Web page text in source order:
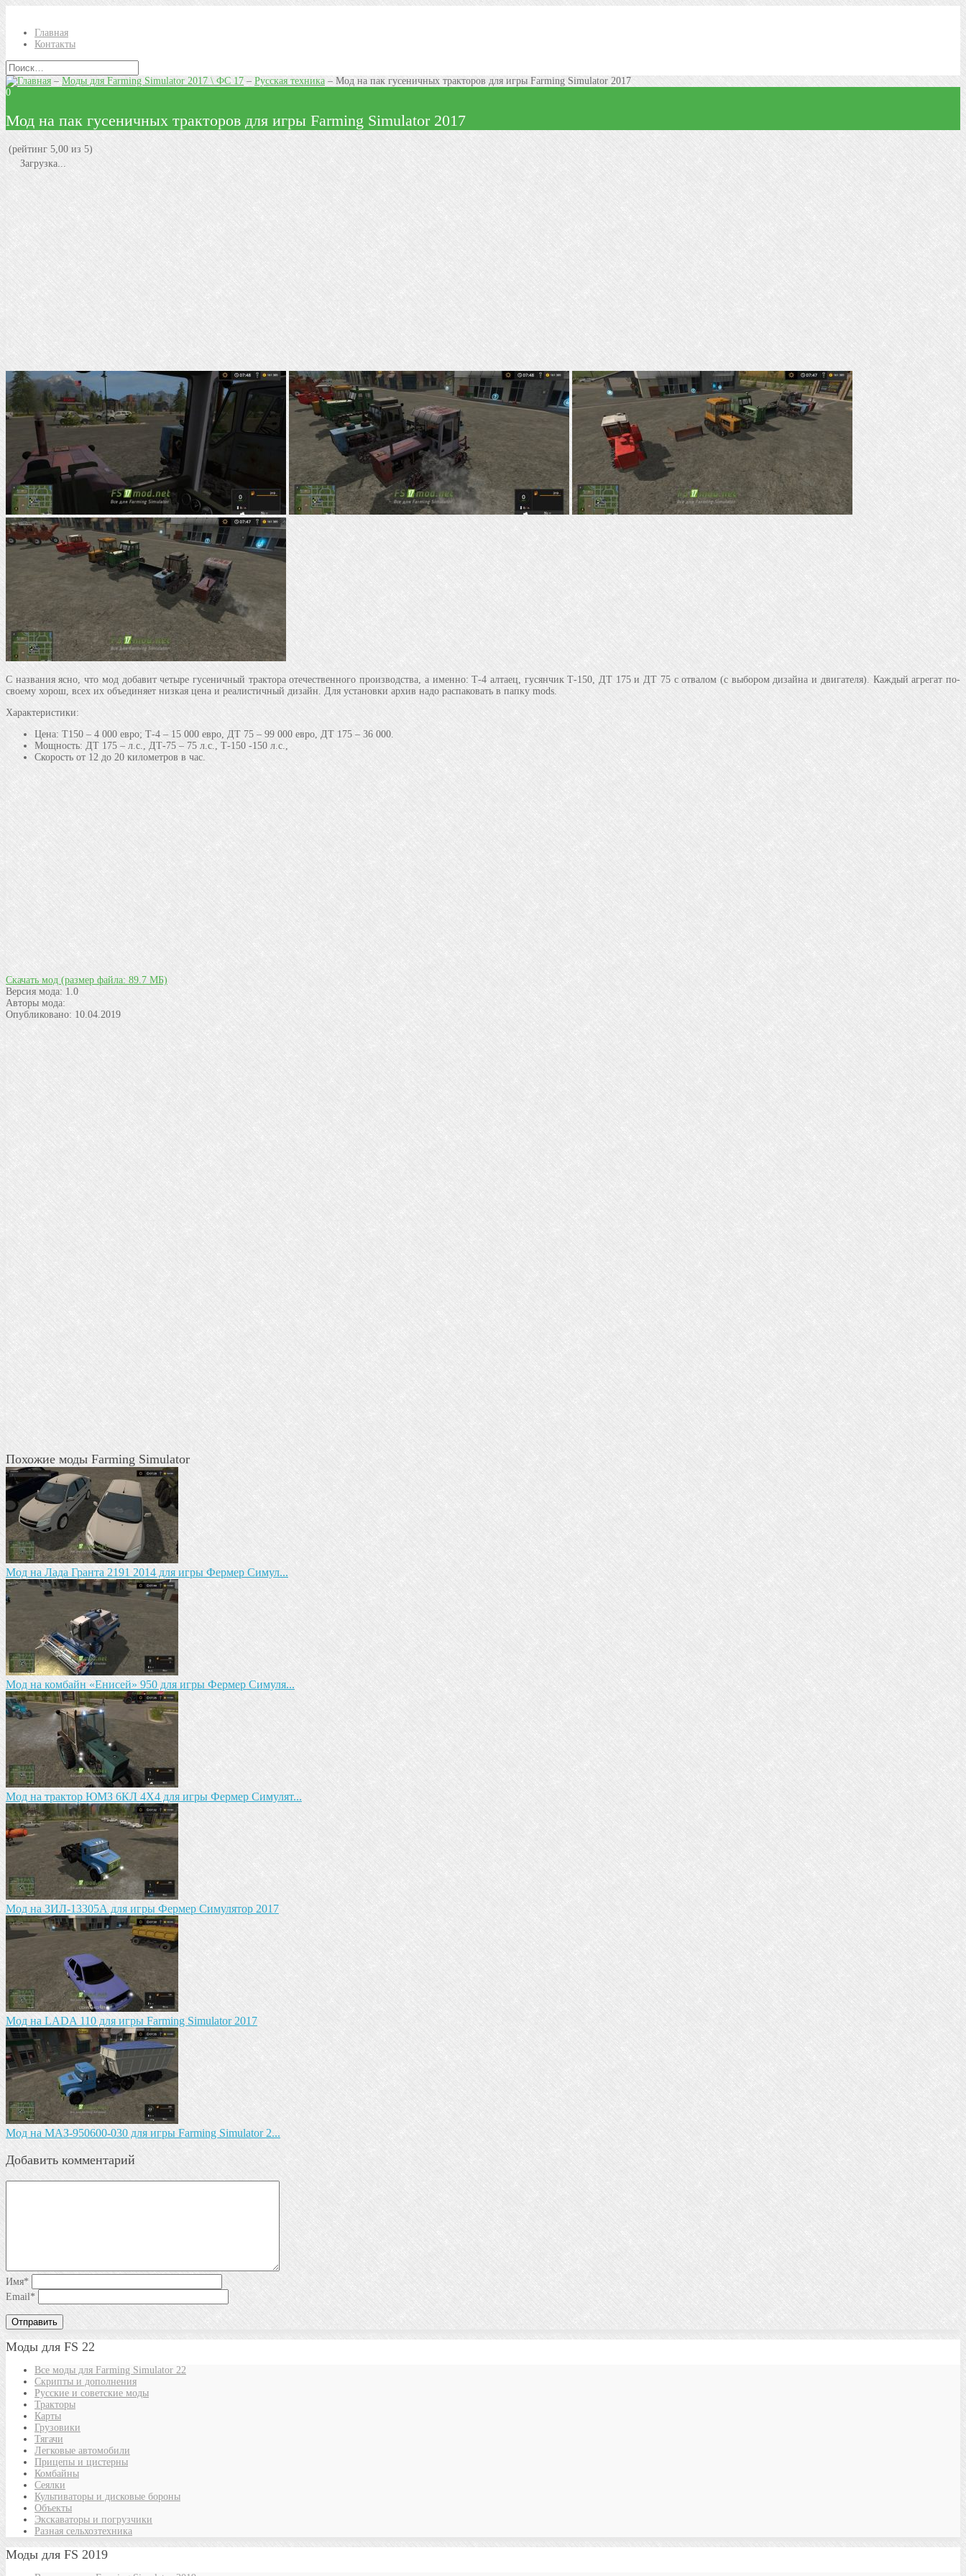
Главная
Контакты
–Моды для Farming Simulator 2017 \ ФС 17– Русская техника –Мод на пак гусеничных тракторов для игры Farming Simulator 2017
0
Мод на пак гусеничных тракторов для игры Farming Simulator 2017
(рейтинг 5,00 из 5)
Загрузка...
С названия ясно, что мод добавит четыре гусеничный трактора отечественного производства, а именно: Т-4 алтаец, гусянчик Т-150, ДТ 175 и ДТ 75 с отвалом (с выбором дизайна и двигателя). Каждый агрегат по-
своему хорош, всех их объединяет низкая цена и реалистичный дизайн. Для установки архив надо распаковать в папку mods.
Характеристики:
Цена: Т150 – 4 000 евро; Т-4 – 15 000 евро, ДТ 75 – 99 000 евро, ДТ 175 – 36 000.
Мощность: ДТ 175 – л.с., ДТ-75 – 75 л.с., Т-150 -150 л.с.,
Скорость от 12 до 20 километров в час.
Скачать мод (размер файла: 89.7 МБ)
Версия мода: 1.0
Авторы мода:
Опубликовано: 10.04.2019
Похожие моды Farming Simulator
Мод на Лада Гранта 2191 2014 для игры Фермер Симул...
Мод на комбайн «Енисей» 950 для игры Фермер Симуля...
Мод на трактор ЮМЗ 6КЛ 4X4 для игры Фермер Симулят...
Мод на ЗИЛ-13305А для игры Фермер Симулятор 2017
Мод на LADA 110 для игры Farming Simulator 2017
Mод на МАЗ-950600-030 для игры Farming Simulator 2...
Добавить комментарий
Имя*
Email*
Моды для FS 22
Все моды для Farming Simulator 22
Скрипты и дополнения
Русские и советские моды
Тракторы
Карты
Грузовики
Тягачи
Легковые автомобили
Прицепы и цистерны
Комбайны
Сеялки
Культиваторы и дисковые бороны
Объекты
Экскаваторы и погрузчики
Разная сельхозтехника
Моды для FS 2019